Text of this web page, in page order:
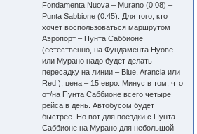
Fondamenta Nuova – Murano (0:08) –
Punta Sabbione (0:45). Для того, кто
хочет воспользоваться маршрутом
Аэропорт – Пунта Саббионе
(естественно, на Фундамента Нуове
или Мурано надо будет делать
пересадку на линии – Blue, Arancia или
Red ), цена – 15 евро. Минус в том, что
от/на Пунта Саббионе всего четыре
рейса в день. Автобусом будет
быстрее. Но вот для поездки с Пунта
Саббионе на Мурано для небольшой